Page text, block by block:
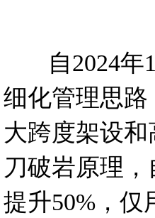
自2024年1
细化管理思
大跨度架设
刀破岩原理
提升50%，仅